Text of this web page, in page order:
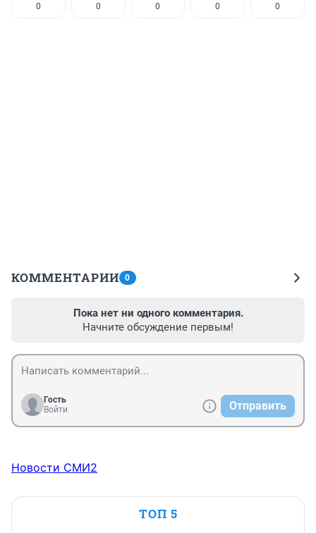
0 0 0 0 0
КОММЕНТАРИИ 0
Пока нет ни одного комментария.
Начните обсуждение первым!
Гость
Войти
Отправить
Новости СМИ2
ТОП 5